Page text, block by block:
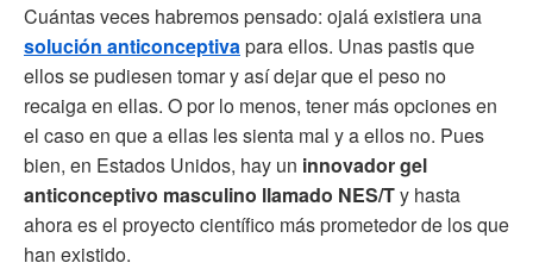
Cuántas veces habremos pensado: ojalá existiera una
solución anticonceptivapara ellos. Unas pastis que
ellos se pudiesen tomar y así dejar que el peso no
recaiga en ellas. O por lo menos, tener más opciones en
el caso en que a ellas les sienta mal y a ellos no. Pues
bien, en Estados Unidos, hay un innovador gel
anticonceptivo masculino llamado NES/Ty hasta
ahora es el proyecto científico más prometedor de los que
han existido.